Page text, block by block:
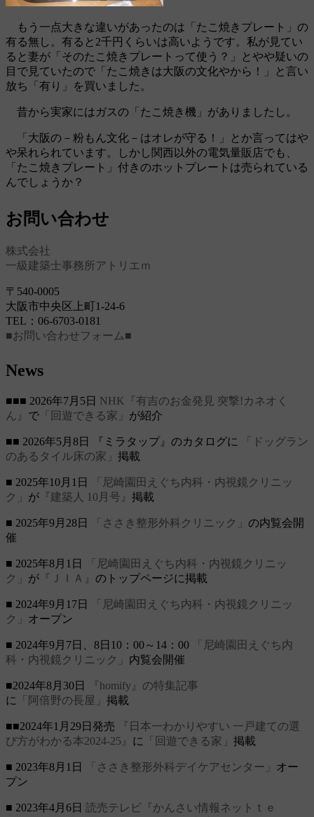
もう一点大きな違いがあったのは「たこ焼きプレート」の
有る無し。有ると2千円くらいは高いようです。私が見てい
ると妻が「そのたこ焼きプレートって使う？」とやや疑いの
目で見ていたので「たこ焼きは大阪の文化やから！」と言い
放ち「有り」を買いました。
昔から実家にはガスの「たこ焼き機」がありましたし。
「大阪の－粉もん文化－はオレが守る！」とか言ってはや
や呆れられています。しかし関西以外の電気量販店でも、
「たこ焼きプレート」付きのホットプレートは売られている
んでしょうか？
お問い合わせ
株式会社
一級建築士事務所アトリエｍ
〒540-0005
大阪市中央区上町1-24-6
TEL：06-6703-0181
■お問い合わせフォーム■
News
■■■ 2026年7月5日 NHK『有吉のお金発見 突撃!カネオく
ん』 で 「回遊できる家」 が紹介
■■ 2026年5月8日 『ミラタップ』のカタログに
「ドッグラン
のあるタイル床の家」 掲載
■ 2025年10月1日
「尼崎園田えぐち内科・内視鏡クリニッ
ク」 が 『建築人 10月号』 掲載
■ 2025年9月28日 「ささき整形外科クリニック」 の内覧会開
催
■ 2025年8月1日
「尼崎園田えぐち内科・内視鏡クリニッ
ク」 が 『ＪＩＡ』 のトップページに掲載
■ 2024年9月17日
「尼崎園田えぐち内科・内視鏡クリニッ
ク」 オープン
■ 2024年9月7日、8日10：00～14：00
「尼崎園田えぐち内
科・内視鏡クリニック」 内覧会開催
■2024年8月30日
『homify』の特集記事
に
「阿倍野の長屋」 掲載
■■2024年1月29日発売
『日本一わかりやすい 一戸建ての選
び方がわかる本2024-25』 に 「回遊できる家」 掲載
■ 2023年8月1日 「ささき整形外科デイケアセンター」 オー
プン
■ 2023年4月6日 読売テレビ『かんさい情報ネットｔｅ